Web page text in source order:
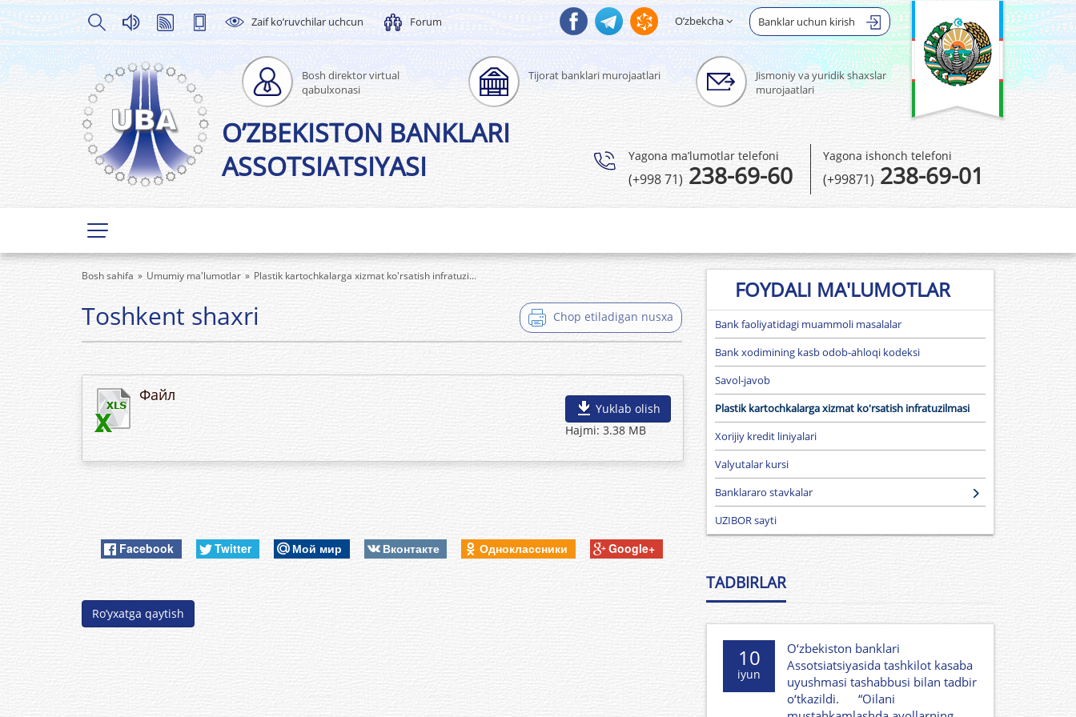
Zaif ko’ruvchilar uchcun Forum Banklar uchun kirish
O’zbekcha
Bosh direktor virtual
qabulxonasi
Tijorat banklari murojaatlari
Jismoniy va yuridik shaxslar
murojaatlari
O’ZBEKISTON BANKLARI
ASSOTSIATSIYASI
Yagona ma’lumotlar telefoni
(+998 71)238-69-60
Yagona ishonch telefoni
(+99871) 238-69-01
Bosh sahifa Umumiy ma'lumotlar Plastik kartochkalarga xizmat ko'rsatish infratuzi...
Chop etiladigan nusxa
Toshkent shaxri
Файл
Yuklab olish
Hajmi: 3.38 MB
Facebook Twitter Мой мир Вконтакте Одноклассники Google+
Ro’yxatga qaytish
FOYDALI MA'LUMOTLAR
Bank faoliyatidagi muammoli masalalar
Bank xodimining kasb odob-ahloqi kodeksi
Savol-javob
Plastik kartochkalarga xizmat ko'rsatish infratuzilmasi
Xorijiy kredit liniyalari
Valyutalar kursi
Banklararo stavkalar
UZIBOR sayti
TADBIRLAR
10
iyun
O‘zbekiston banklari
Assotsiatsiyasida tashkilot kasaba
uyushmasi tashabbusi bilan tadbir
o‘tkazildi. “Oilani